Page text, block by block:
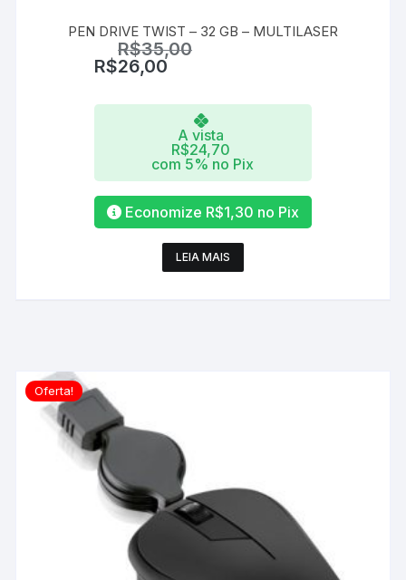
PEN DRIVE TWIST – 32 GB – MULTILASER
R$35,00
R$26,00
A vista
R$24,70
com 5% no Pix
Economize R$1,30 no Pix
LEIA MAIS
Oferta!